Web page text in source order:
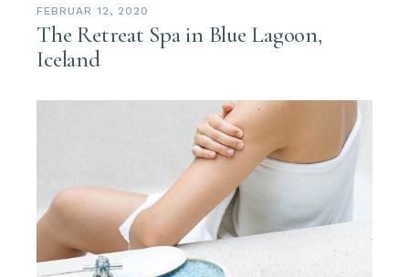
FEBRUAR 12, 2020
The Retreat Spa in Blue Lagoon,
Iceland